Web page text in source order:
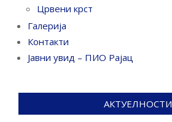
Црвени крст
Галерија
Контакти
Јавни увид – ПИО Рајац
АКТУЕЛНОСТИ